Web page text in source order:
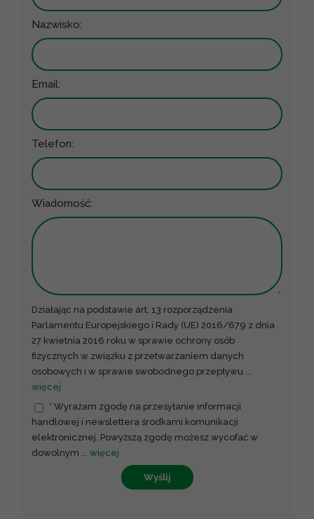
Nazwisko:
Email:
Telefon:
Wiadomość:
Działając na podstawie art. 13 rozporządzenia
Parlamentu Europejskiego i Rady (UE) 2016/679 z dnia
27 kwietnia 2016 roku w sprawie ochrony osób
fizycznych w związku z przetwarzaniem danych
osobowych i w sprawie swobodnego przepływu ...
więcej
* Wyrażam zgodę na przesyłanie informacji
handlowej i newslettera środkami komunikacji
elektronicznej. Powyższą zgodę możesz wycofać w
dowolnym ... więcej
Wyślij